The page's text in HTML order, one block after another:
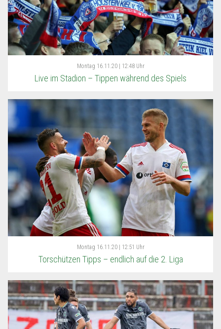
Montag 16.11.20 | 12:48 Uhr
Live im Stadion – Tippen während des Spiels
Montag 16.11.20 | 12:51 Uhr
Torschützen Tipps – endlich auf die 2. Liga